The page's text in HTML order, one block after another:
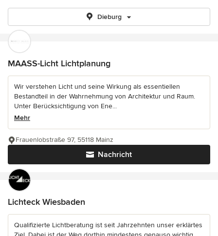
Dieburg
MAASS-Licht Lichtplanung
Wir verstehen Licht und seine Wirkung als essentiellen
Bestandteil in der Wahrnehmung von Architektur und Raum.
Unter Berücksichtigung von Ene...
Mehr
Nachricht
Frauenlobstraße 97, 55118 Mainz
Lichteck Wiesbaden
Qualifizierte Lichtberatung ist seit Jahrzehnten unser erklärtes